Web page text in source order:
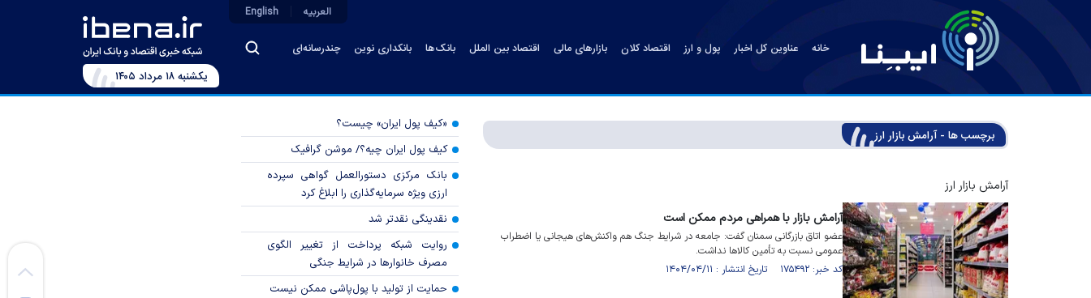
خانه عناوین کل اخبار پول و ارز اقتصاد کلان بازارهای مالی اقتصاد بین الملل بانک‌ها بانکداری نوین چندرسانه‌ای
العربیه English
يکشنبه ۱۸ مرداد ۱۴۰۵
برچسب ها - آرامش بازار ارز
آرامش بازار ارز
آرامش بازار با همراهی مردم ممکن است
عضو اتاق بازرگانی سمنان گفت: جامعه در شرایط جنگ هم واکنش‌های هیجانی یا اضطراب
عمومی نسبت به تأمین کالا‌ها نداشت.
کد خبر: ۱۷۵۴۹۲ تاریخ انتشار : ۱۴۰۴/۰۴/۱۱
«کیف پول ایران» چیست؟
کیف پول ایران چیه؟/ موشن گرافیک
بانک مرکزی دستورالعمل گواهی سپرده
ارزی ویژه سرمایه‌گذاری را ابلاغ کرد
نقدینگی نقدتر شد
روایت شبکه پرداخت از تغییر الگوی
مصرف خانوار‌ها در شرایط جنگی
حمایت از تولید با پول‌پاشی ممکن نیست